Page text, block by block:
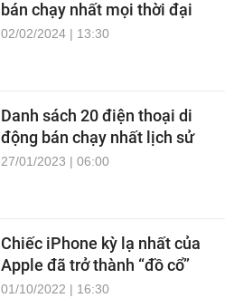
bán chạy nhất mọi thời đại
02/02/2024 | 13:30
Danh sách 20 điện thoại di
động bán chạy nhất lịch sử
27/01/2023 | 06:00
Chiếc iPhone kỳ lạ nhất của
Apple đã trở thành “đồ cổ”
01/10/2022 | 16:30